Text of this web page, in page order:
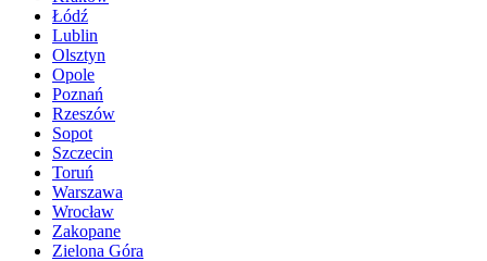
Łódź
Lublin
Olsztyn
Opole
Poznań
Rzeszów
Sopot
Szczecin
Toruń
Warszawa
Wrocław
Zakopane
Zielona Góra